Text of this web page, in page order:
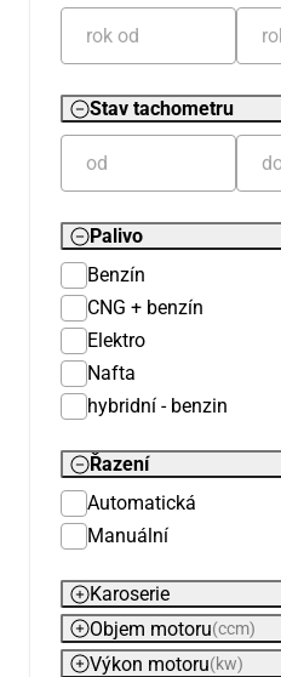
Stav tachometru
Palivo
Benzín
CNG + benzín
Elektro
Nafta
hybridní - benzin
Řazení
Automatická
Manuální
Karoserie
Objem motoru(ccm)
Výkon motoru(kw)